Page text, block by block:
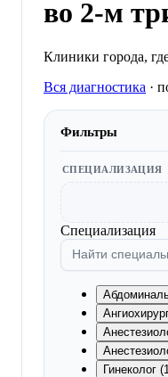
во 2-м
Клиники города,
Вся диагностика ·
Фильтры
СПЕЦИАЛИЗАЦИЯ
Специализация
Гинеколог